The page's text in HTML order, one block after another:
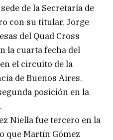
de la Secretaría de
con su titular, Jorge
del Quad Cross
la cuarta fecha del
el circuito de la
de Buenos Aires.
posición en la
Niella fue tercero en la
que Martín Gómez